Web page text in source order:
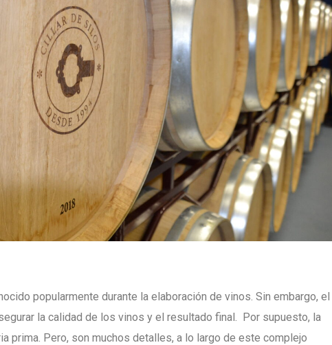
popularmente durante la elaboración de vinos. Sin embargo, el
la calidad de los vinos y el resultado final. Por supuesto, la
prima. Pero, son muchos detalles, a lo largo de este complejo